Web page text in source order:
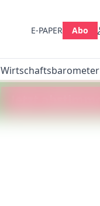
E-PAPER Abo
Wirtschaftsbarometer